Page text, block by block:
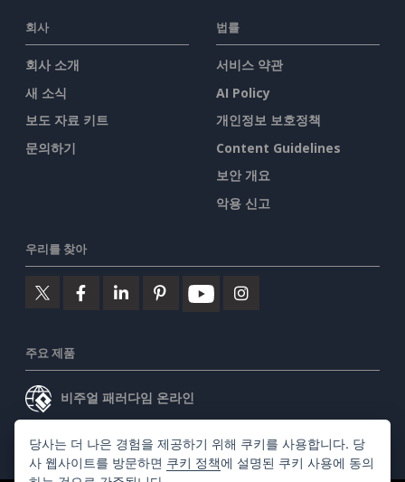
회사
회사 소개
새 소식
보도 자료 키트
문의하기
법률
서비스 약관
AI Policy
개인정보 보호정책
Content Guidelines
보안 개요
악용 신고
우리를 찾아
주요 제품
비주얼 패러다임 온라인
비주얼 패러다임 데스크톱
당사는 더 나은 경험을 제공하기 위해 쿠키를 사용합니다. 당
사 웹사이트를 방문하면 쿠키 정책에 설명된 쿠키 사용에 동의